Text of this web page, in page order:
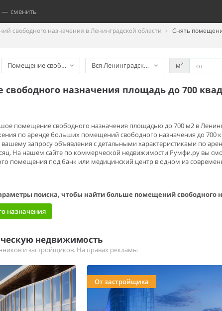
— сменить
свободного назначения в Ленинградской области
Снять
Помещение свободного назначенияВся Ленинградская областьм2
назначения площадь до 700
помещение свободного назначения площадью до 700 м2 в
по аренде больших помещений свободного назначения до 700
запросу объявления с детальными характеристиками по
На нашем сайте по коммерческой недвижимости Румфи.ру вы
помещения под банк или медицинский центр в одном из
поиска, чтобы найти больше помещений свободного
назначения
недвижимость
и застройщиков. На правах рекламы
От застройщика